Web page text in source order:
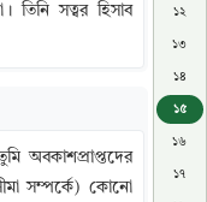
সত্বর হিসাব
সম্পর্কে) কোনো
১২
১৩
১৪
১৫
১৬
১৭